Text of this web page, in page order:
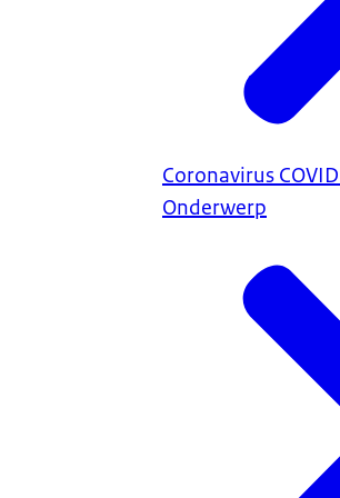
Coronavirus
Onderwerp